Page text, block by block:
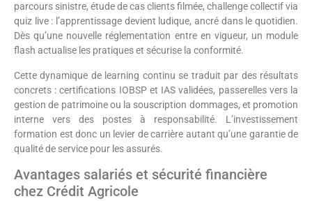
parcours sinistre, étude de cas clients filmée, challenge collectif via
quiz live : l’apprentissage devient ludique, ancré dans le quotidien.
Dès qu’une nouvelle réglementation entre en vigueur, un module
flash actualise les pratiques et sécurise la conformité.
Cette dynamique de learning continu se traduit par des résultats
concrets : certifications IOBSP et IAS validées, passerelles vers la
gestion de patrimoine ou la souscription dommages, et promotion
interne vers des postes à responsabilité. L’investissement
formation est donc un levier de carrière autant qu’une garantie de
qualité de service pour les assurés.
Avantages salariés et sécurité financière
chez Crédit Agricole